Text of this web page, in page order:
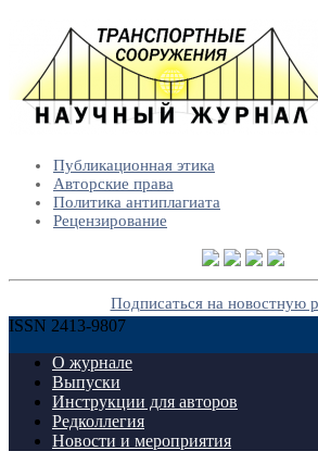
Публикационная этика
Авторские права
Политика антиплагиата
Рецензирование
Подписаться на новостную
ISSN 2413-9807
О журнале
Выпуски
Инструкции для авторов
Редколлегия
Новости и мероприятия